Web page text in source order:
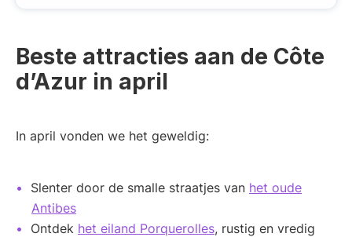
Beste attracties aan de Côte
d’Azur in april
In april vonden we het geweldig:
Slenter door de smalle straatjes van het oude
Antibes
Ontdek het eiland Porquerolles, rustig en vredig